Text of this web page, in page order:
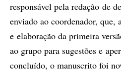
responsável pela redação de
enviado ao coordenador, que,
e elaboração da primeira
ao grupo para sugestões e
concluído, o manuscrito foi